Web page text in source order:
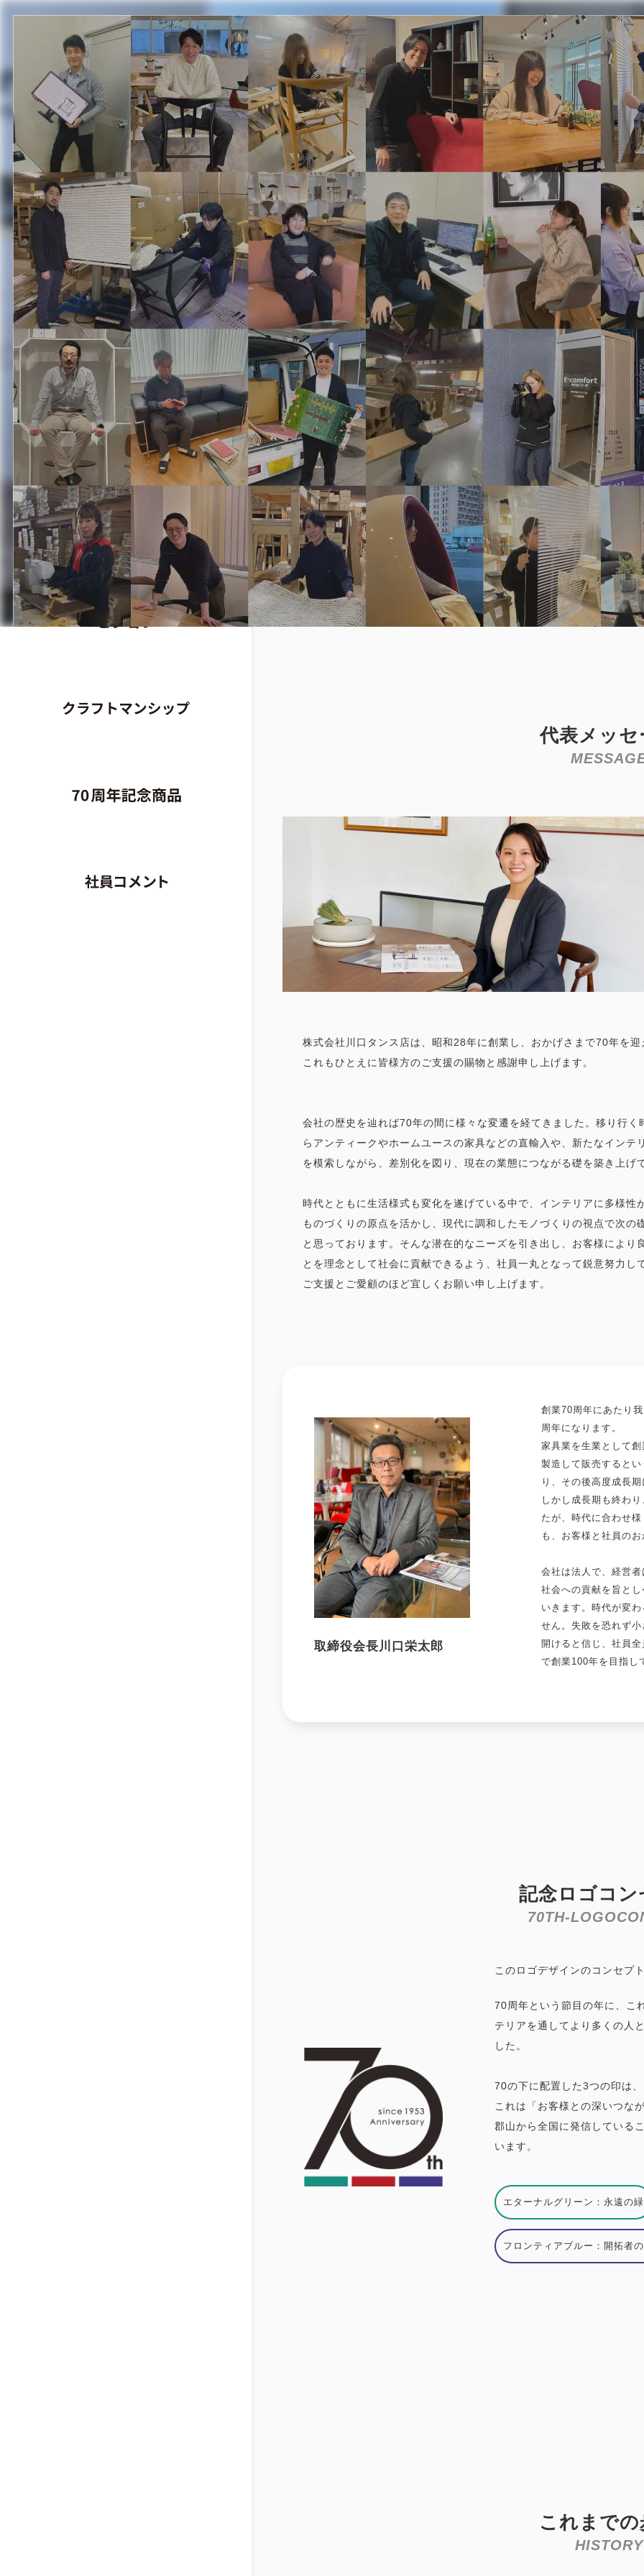
代表メッセ
株式会社川口タンス店は、昭和28年に創業し、おかげさまで70年を
これもひとえに皆様方のご支援の賜物と感謝申し上げます。
会社の歴史を辿れば70年の間に様々な変遷を経てきました。移り行
らアンティークやホームユースの家具などの直輸入や、新たなインテ
を模索しながら、差別化を図り、現在の業態につながる礎を築き上げ
時代とともに生活様式も変化を遂げている中で、インテリアに多様性
ものづくりの原点を活かし、現代に調和したモノづくりの視点で次の
と思っております。そんな潜在的なニーズを引き出し、お客様により
とを理念として社会に貢献できるよう、社員一丸となって鋭意努力し
ご支援とご愛顧のほど宜しくお願い申し上げます。
取締役会長川口栄太郎
創業70周年にあたり
周年になります。
家具業を生業として
製造して販売すると
り、その後高度成長
しかし成長期も終わ
たが、時代に合わせ
も、お客様と社員の
会社は法人で、経営
社会への貢献を旨と
いきます。時代が変
せん。失敗を恐れず
開けると信じ、社員
で創業100年を目指し
記念ロゴコン
このロゴデザインのコンセプ
70周年という節目の年に、こ
テリアを通してより多くの人
した。
70の下に配置した3つの印は
これは「お客様との深いつな
郡山から全国に発信している
います。
エターナルグリーン：永遠の緑
フロンティアブルー：開拓者
これまで